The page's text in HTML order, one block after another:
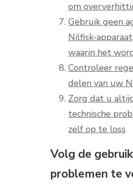
om
Gebruik geen
Nilfisk-
waarin het
Controleer
delen van uw
Zorg dat u
technische
zelf op te loss
Volg de
problemen te